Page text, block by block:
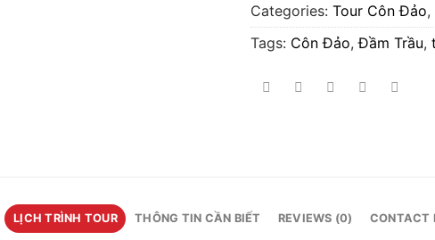
Categories: Tour Côn Đảo,
Tags: Côn Đảo,Đầm Trầu,
LỊCH TRÌNH TOUR THÔNG TIN CẦN BIẾT REVIEWS (0) CONTACT